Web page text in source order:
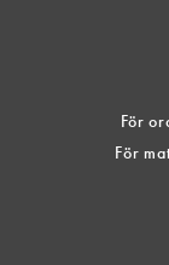
För
För